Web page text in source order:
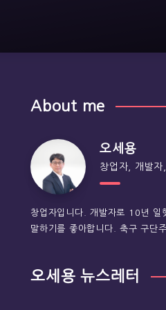
About me
오세용
창업자, 개발자
창업자입니다. 개발자로 10년 일
말하기를 좋아합니다. 축구 구단
오세용 뉴스레터